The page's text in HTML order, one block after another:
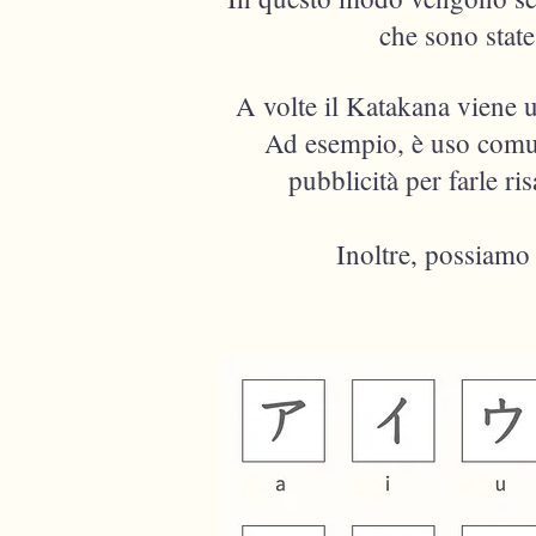
che sono
A volte il Katakana viene
Ad esempio, è uso
pubblicità per farle
Inoltre,